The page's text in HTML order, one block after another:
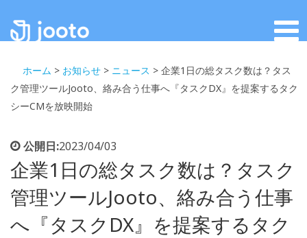
ホーム > お知らせ > ニュース > 企業1日の総タスク数は？タス
ク管理ツールJooto、絡み合う仕事へ『タスクDX』を提案するタク
シーCMを放映開始
公開日:2023/04/03
企業1日の総タスク数は？タスク
管理ツールJooto、絡み合う仕事
へ『タスクDX』を提案するタク